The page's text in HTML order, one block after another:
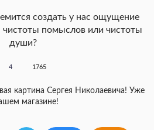
создать у нас ощущение
помыслов или чистоты
души?
4 1765